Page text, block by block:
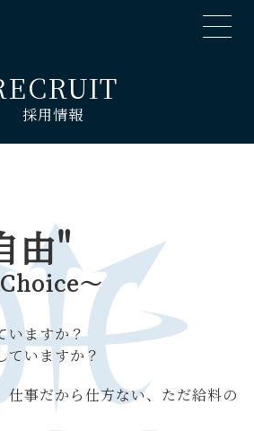
採用情報
由"
～
いますか？
ていますか？
仕事だから仕方ない、ただ給料の